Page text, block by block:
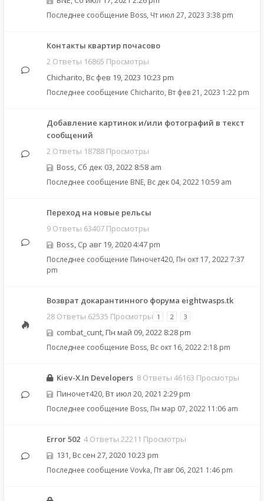
Последнее сообщение Boss, Чт июл 27, 2023 3:38 pm
Контакты квартир почасово
2 Ответы 16865 Просмотры
Chicharito, Вс фев 19, 2023 10:23 pm
Последнее сообщение Chicharito, Вт фев 21, 2023 1:22 pm
Добавление картинок и/или фотографий в текст
сообщений
2 Ответы 18788 Просмотры
Boss, Сб дек 03, 2022 8:58 am
Последнее сообщение BNE, Вс дек 04, 2022 10:59 am
Переход на новые рельсы
9 Ответы 63407 Просмотры
Boss, Ср авг 19, 2020 4:47 pm
Последнее сообщение Пиночет420, Пн окт 17, 2022 7:37
pm
Возврат докарантинного форума eightwasps.tk
28 Ответы 62535 Просмотры 1 2 3
combat_cunt, Пн май 09, 2022 8:28 pm
Последнее сообщение Boss, Вс окт 16, 2022 2:18 pm
Kiev-X.In Developers 8 Ответы 46163 Просмотры
Пиночет420, Вт июл 20, 2021 2:29 pm
Последнее сообщение Boss, Пн мар 07, 2022 11:06 am
Error 502 4 Ответы 22211 Просмотры
131, Вс сен 27, 2020 10:23 pm
Последнее сообщение Vovka, Пт авг 06, 2021 1:46 pm